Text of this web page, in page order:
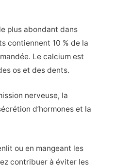
plus abondant dans
contiennent 10 % de la
Le calcium est
os et des dents.
nerveuse, la
d’hormones et la
ou en mangeant les
contribuer à éviter les